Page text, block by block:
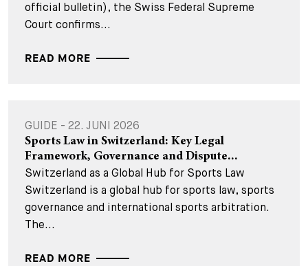
official bulletin), the Swiss Federal Supreme
Court confirms...
READ MORE
GUIDE - 22. JUNI 2026
Sports Law in Switzerland: Key Legal
Framework, Governance and Dispute...
Switzerland as a Global Hub for Sports Law
Switzerland is a global hub for sports law, sports
governance and international sports arbitration.
The...
READ MORE